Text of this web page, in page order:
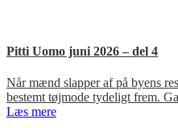
Pitti Uomo juni 2026 – del 4
Når mænd slapper af på byens
bestemt tøjmode tydeligt frem.
Læs mere